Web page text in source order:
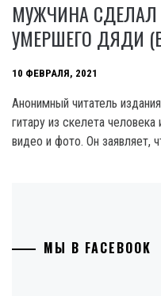
МУЖЧИНА СДЕЛАЛ
УМЕРШЕГО ДЯДИ
10 ФЕВРАЛЯ, 2021
Анонимный читатель
гитару из скелета
видео и фото. Он заявляет,
МЫ В FACEBOOK